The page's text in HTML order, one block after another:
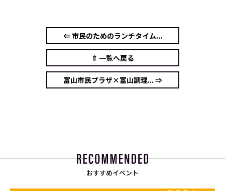
⇐ 市民のためのランチタイム...
⇑ 一覧へ戻る
富山市民プラザ×富山調理... ⇒
おすすめイベント